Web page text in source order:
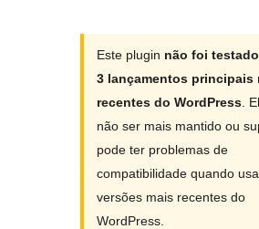
Este plugin não foi
3 lançamentos principais
recentes do WordPress .
não ser mais mantido ou
pode ter problemas de
compatibilidade quando
versões mais recentes do
WordPress.